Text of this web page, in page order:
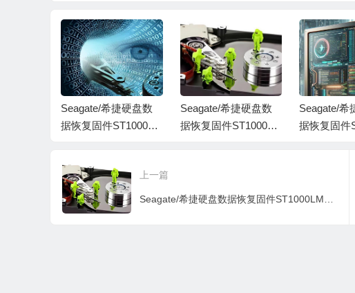
Seagate/希捷硬盘数
据恢复固件ST1000LM
套
Seagate/希捷硬盘数
据恢复固件ST1000LM
Seagate/希
据恢复固件
上一篇